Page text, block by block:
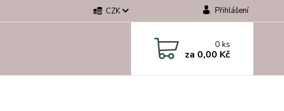
CZK Přihlášení
0ks
za 0,00 Kč